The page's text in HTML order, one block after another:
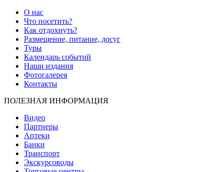
О нас
Что посетить?
Как отдохнуть?
Размещение, питание, досуг
Туры
Календарь событий
Наши издания
Фотогалерея
Контакты
ПОЛЕЗНАЯ ИНФОРМАЦИЯ
Видео
Партнеры
Аптеки
Банки
Транспорт
Экскурсоводы